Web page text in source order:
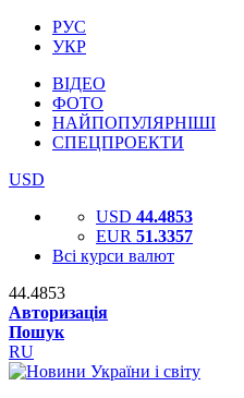
РУС
УКР
ВІДЕО
ФОТО
НАЙПОПУЛЯРНІШІ
СПЕЦПРОЕКТИ
USD
USD 44.4853
EUR 51.3357
Всі курси валют
44.4853
Авторизація
Пошук
RU